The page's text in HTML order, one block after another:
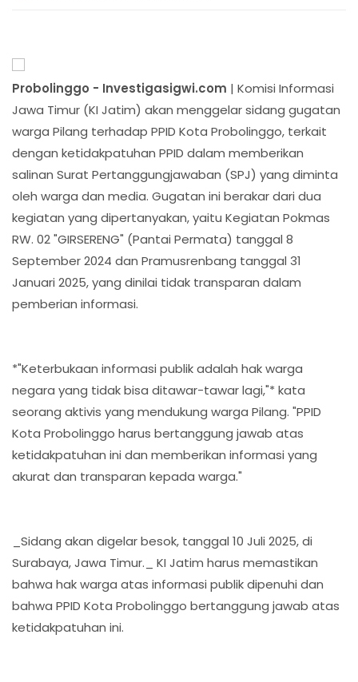
Probolinggo - Investigasigwi.com | Komisi Informasi
Jawa Timur (KI Jatim) akan menggelar sidang gugatan
warga Pilang terhadap PPID Kota Probolinggo, terkait
dengan ketidakpatuhan PPID dalam memberikan
salinan Surat Pertanggungjawaban (SPJ) yang diminta
oleh warga dan media. Gugatan ini berakar dari dua
kegiatan yang dipertanyakan, yaitu Kegiatan Pokmas
RW. 02 "GIRSERENG" (Pantai Permata) tanggal 8
September 2024 dan Pramusrenbang tanggal 31
Januari 2025, yang dinilai tidak transparan dalam
pemberian informasi.
*"Keterbukaan informasi publik adalah hak warga
negara yang tidak bisa ditawar-tawar lagi,"* kata
seorang aktivis yang mendukung warga Pilang. "PPID
Kota Probolinggo harus bertanggung jawab atas
ketidakpatuhan ini dan memberikan informasi yang
akurat dan transparan kepada warga."
_Sidang akan digelar besok, tanggal 10 Juli 2025, di
Surabaya, Jawa Timur._ KI Jatim harus memastikan
bahwa hak warga atas informasi publik dipenuhi dan
bahwa PPID Kota Probolinggo bertanggung jawab atas
ketidakpatuhan ini.